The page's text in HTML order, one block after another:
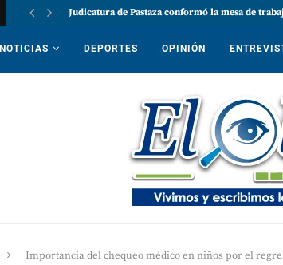
Judicatura de Pastaza conformó la mesa de
NOTICIAS DEPORTES OPINIÓN
Importancia del chequeo médico en niños por el